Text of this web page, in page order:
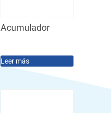
Acumulador
Leer más